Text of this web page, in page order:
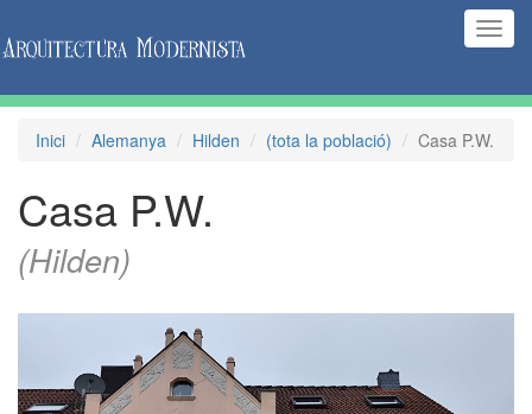
Inici Alemanya Hilden (tota la població) Casa P.W.
Casa P.W.
(Hilden)